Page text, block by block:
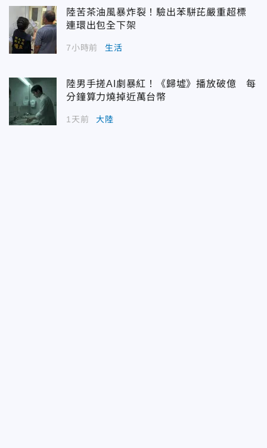
陸苦茶油風暴炸裂！驗出苯駢芘嚴重超標
連環出包全下架
7小時前 生活
陸男手搓AI劇暴紅！《歸墟》播放破億 每
分鐘算力燒掉近萬台幣
1天前 大陸